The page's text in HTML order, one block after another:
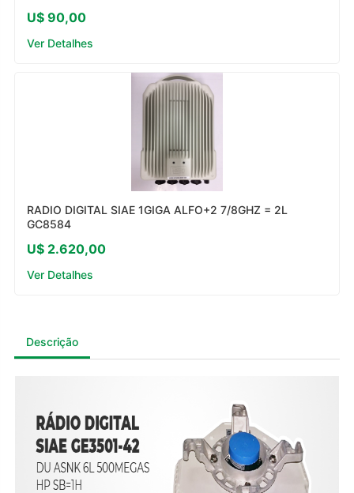
U$ 90,00
Ver Detalhes
RADIO DIGITAL SIAE 1GIGA ALFO+2 7/8GHZ = 2L
GC8584
U$ 2.620,00
Ver Detalhes
Descrição